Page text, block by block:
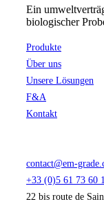
Ein
biologischer
Produkte
Über uns
Unsere Lösungen
F&A
Kontakt
contact@em-
+33 (0)5 61 73 60
22 bis route de